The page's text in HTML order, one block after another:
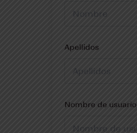
Apellidos
Nombre de usuario